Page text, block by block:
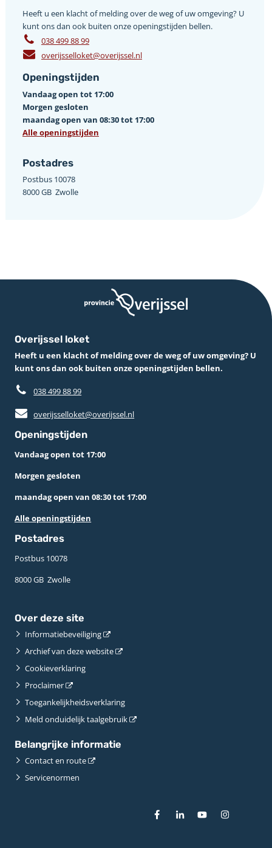
Heeft u een klacht of melding over de weg of uw omgeving? U
kunt ons dan ook buiten onze openingstijden bellen.
038 499 88 99
overijsselloket@overijssel.nl
Openingstijden
Vandaag open tot 17:00
Morgen gesloten
maandag open van 08:30 tot 17:00
Alle openingstijden
Postadres
Postbus 10078 ­
8000 GB ­ Zwolle
Overijssel loket
Heeft u een klacht of melding over de weg of uw omgeving? U
kunt ons dan ook buiten onze openingstijden bellen.
038 499 88 99
overijsselloket@overijssel.nl
Openingstijden
Vandaag open tot 17:00
Morgen gesloten
maandag open van 08:30 tot 17:00
Alle openingstijden
Postadres
Postbus 10078 ­
8000 GB ­ Zwolle
Over deze site
Informatiebeveiliging
Archief van deze website
Cookieverklaring
Proclaimer
Toegankelijkheidsverklaring
Meld onduidelijk taalgebruik
Belangrijke informatie
Contact en route
Servicenormen